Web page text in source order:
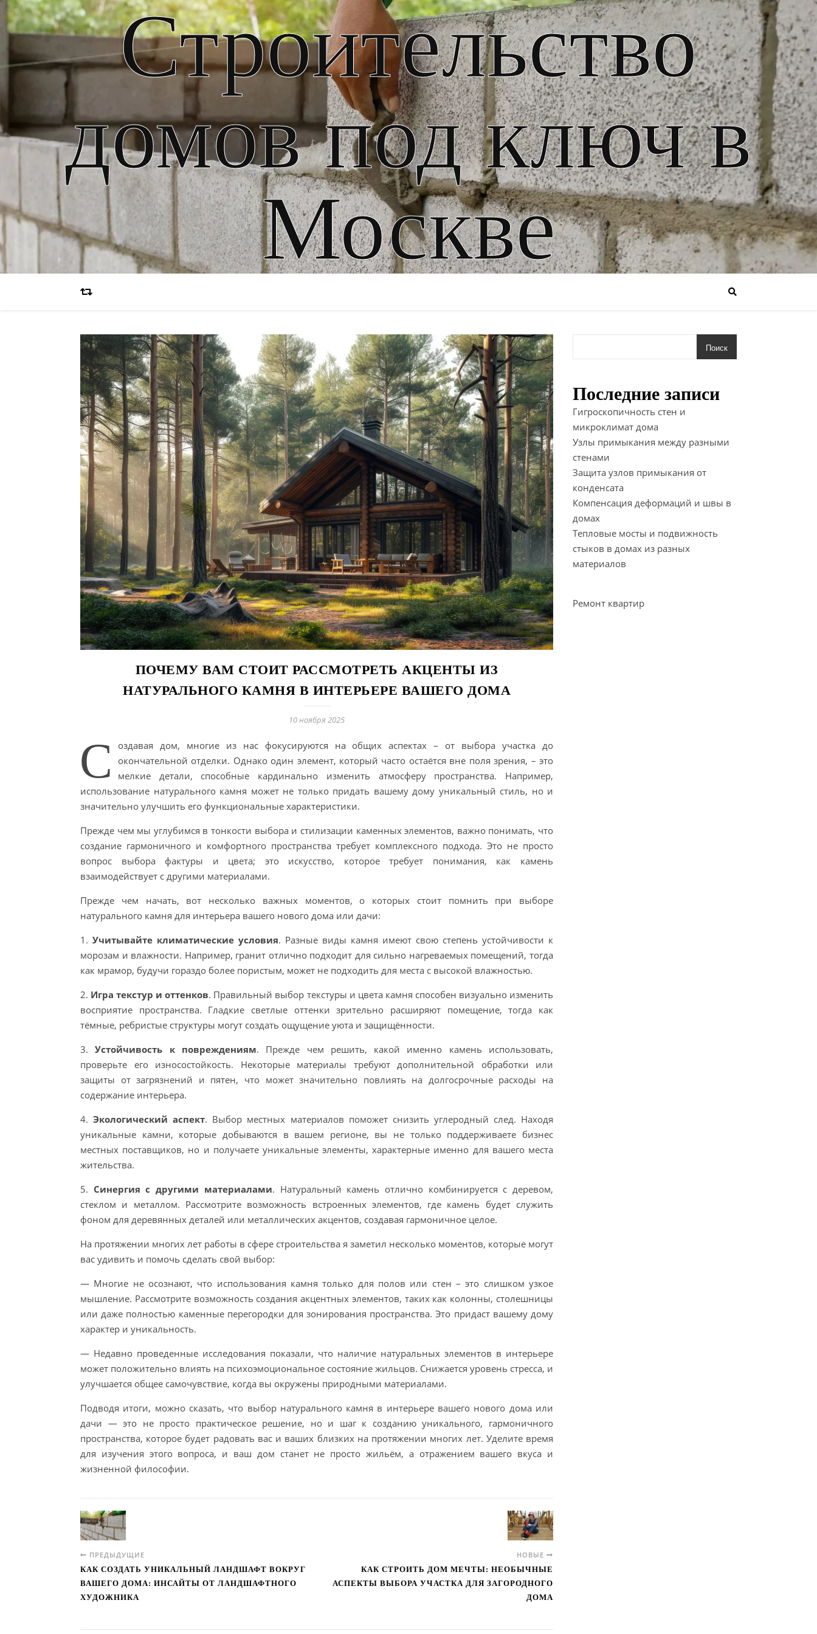
Строительство
домов под ключ в
Москве
ПОЧЕМУ ВАМ СТОИТ РАССМОТРЕТЬ АКЦЕНТЫ ИЗ
НАТУРАЛЬНОГО КАМНЯ В ИНТЕРЬЕРЕ ВАШЕГО ДОМА
10 ноября 2025
С
оздавая дом, многие из нас фокусируются на общих аспектах – от выбора участка до
окончательной отделки. Однако один элемент, который часто остаётся вне поля зрения, – это
мелкие детали, способные кардинально изменить атмосферу пространства. Например,
использование натурального камня может не только придать вашему дому уникальный стиль, но и
значительно улучшить его функциональные характеристики.
Прежде чем мы углубимся в тонкости выбора и стилизации каменных элементов, важно понимать, что
создание гармоничного и комфортного пространства требует комплексного подхода. Это не просто
вопрос выбора фактуры и цвета; это искусство, которое требует понимания, как камень
взаимодействует с другими материалами.
Прежде чем начать, вот несколько важных моментов, о которых стоит помнить при выборе
натурального камня для интерьера вашего нового дома или дачи:
1. Учитывайте климатические условия. Разные виды камня имеют свою степень устойчивости к
морозам и влажности. Например, гранит отлично подходит для сильно нагреваемых помещений, тогда
как мрамор, будучи гораздо более пористым, может не подходить для места с высокой влажностью.
2. Игра текстур и оттенков. Правильный выбор текстуры и цвета камня способен визуально изменить
восприятие пространства. Гладкие светлые оттенки зрительно расширяют помещение, тогда как
тёмные, ребристые структуры могут создать ощущение уюта и защищённости.
3.Устойчивость к повреждениям. Прежде чем решить, какой именно камень использовать,
проверьте его износостойкость. Некоторые материалы требуют дополнительной обработки или
защиты от загрязнений и пятен, что может значительно повлиять на долгосрочные расходы на
содержание интерьера.
4.Экологический аспект. Выбор местных материалов поможет снизить углеродный след. Находя
уникальные камни, которые добываются в вашем регионе, вы не только поддерживаете бизнес
местных поставщиков, но и получаете уникальные элементы, характерные именно для вашего места
жительства.
5. Синергия с другими материалами. Натуральный камень отлично комбинируется с деревом,
стеклом и металлом. Рассмотрите возможность встроенных элементов, где камень будет служить
фоном для деревянных деталей или металлических акцентов, создавая гармоничное целое.
На протяжении многих лет работы в сфере строительства я заметил несколько моментов, которые могут
вас удивить и помочь сделать свой выбор:
— Многие не осознают, что использования камня только для полов или стен – это слишком узкое
мышление. Рассмотрите возможность создания акцентных элементов, таких как колонны, столешницы
или даже полностью каменные перегородки для зонирования пространства. Это придаст вашему дому
характер и уникальность.
— Недавно проведенные исследования показали, что наличие натуральных элементов в интерьере
может положительно влиять на психоэмоциональное состояние жильцов. Снижается уровень стресса, и
улучшается общее самочувствие, когда вы окружены природными материалами.
Подводя итоги, можно сказать, что выбор натурального камня в интерьере вашего нового дома или
дачи — это не просто практическое решение, но и шаг к созданию уникального, гармоничного
пространства, которое будет радовать вас и ваших близких на протяжении многих лет. Уделите время
для изучения этого вопроса, и ваш дом станет не просто жильём, а отражением вашего вкуса и
жизненной философии.
ПРЕДЫДУЩИЕ
КАК СОЗДАТЬ УНИКАЛЬНЫЙ ЛАНДШАФТ ВОКРУГ
ВАШЕГО ДОМА: ИНСАЙТЫ ОТ ЛАНДШАФТНОГО
ХУДОЖНИКА
НОВЫЕ
КАК СТРОИТЬ ДОМ МЕЧТЫ: НЕОБЫЧНЫЕ
АСПЕКТЫ ВЫБОРА УЧАСТКА ДЛЯ ЗАГОРОДНОГО
ДОМА
Поиск
Последние записи
Гигроскопичность стен и
микроклимат дома
Узлы примыкания между разными
стенами
Защита узлов примыкания от
конденсата
Компенсация деформаций и швы в
домах
Тепловые мосты и подвижность
стыков в домах из разных
материалов
Ремонт квартир